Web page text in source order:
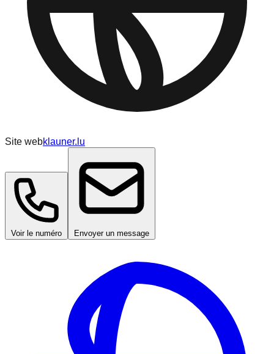
Site webklauner.lu
Voir le numéro Envoyer un message